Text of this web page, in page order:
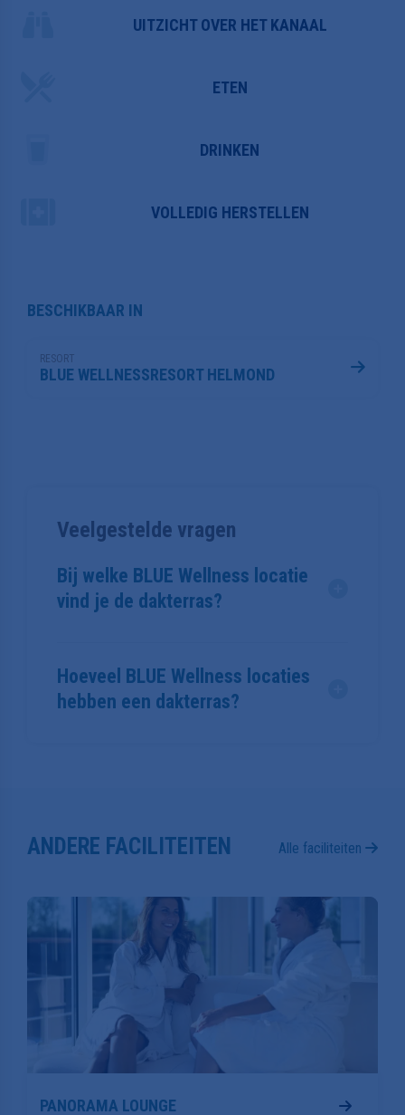
UITZICHT OVER HET KANAAL
ETEN
DRINKEN
VOLLEDIG HERSTELLEN
BESCHIKBAAR IN
RESORT
BLUE WELLNESSRESORT HELMOND
Veelgestelde vragen
Bij welke BLUE Wellness locatie
vind je de dakterras?
Hoeveel BLUE Wellness locaties
hebben een dakterras?
ANDERE FACILITEITEN Alle faciliteiten
PANORAMA LOUNGE